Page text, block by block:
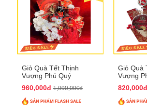
Giỏ Quà Tết Thịnh
Vượng Phú Quý
960,000đ 1,090,000₫
Giỏ Quà
Vượng
820,000đ